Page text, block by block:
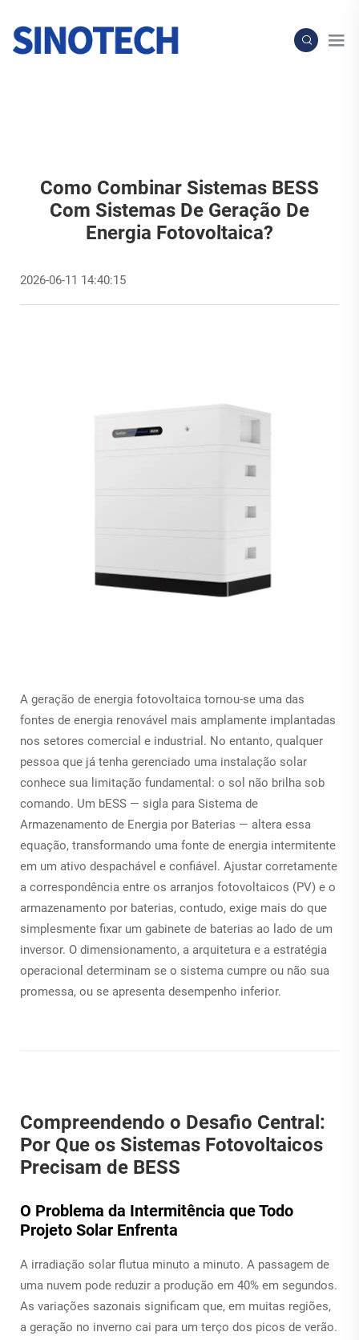
Como Combinar Sistemas BESS
Com Sistemas De Geração De
Energia Fotovoltaica?
2026-06-11 14:40:15
A geração de energia fotovoltaica tornou-se uma das
fontes de energia renovável mais amplamente implantadas
nos setores comercial e industrial. No entanto, qualquer
pessoa que já tenha gerenciado uma instalação solar
conhece sua limitação fundamental: o sol não brilha sob
comando. Um bESS — sigla para Sistema de
Armazenamento de Energia por Baterias — altera essa
equação, transformando uma fonte de energia intermitente
em um ativo despachável e confiável. Ajustar corretamente
a correspondência entre os arranjos fotovoltaicos (PV) e o
armazenamento por baterias, contudo, exige mais do que
simplesmente fixar um gabinete de baterias ao lado de um
inversor. O dimensionamento, a arquitetura e a estratégia
operacional determinam se o sistema cumpre ou não sua
promessa, ou se apresenta desempenho inferior.
Compreendendo o Desafio Central:
Por Que os Sistemas Fotovoltaicos
Precisam de BESS
O Problema da Intermitência que Todo
Projeto Solar Enfrenta
A irradiação solar flutua minuto a minuto. A passagem de
uma nuvem pode reduzir a produção em 40% em segundos.
As variações sazonais significam que, em muitas regiões,
a geração no inverno cai para um terço dos picos de verão.